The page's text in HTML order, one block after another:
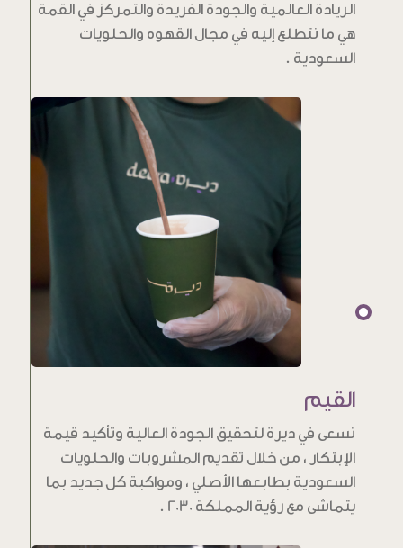
الريادة العالمية والجودة الفريدة والتمركز في القمة
هي ما نتطلع إليه في مجال القهوه والحلويات
السعودية .
القيم
نسعى في ديرة لتحقيق الجودة العالية وتأكيد قيمة
الإبتكار ، من خلال تقديم المشروبات والحلويات
السعودية بطابعها الأصلي ، ومواكبة كل جديد بما
يتماشى مع رؤية المملكة 2030 .